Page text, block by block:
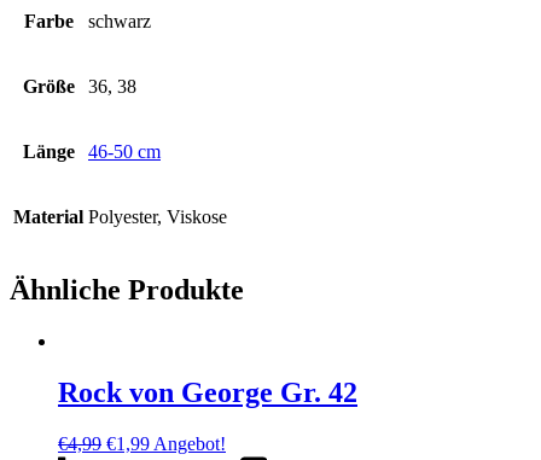
Farbe schwarz
Größe 36, 38
Länge 46-50 cm
Material Polyester, Viskose
Ähnliche Produkte
Rock von George Gr. 42
€4,99 Ursprünglicher
€1,99Aktueller
Angebot!